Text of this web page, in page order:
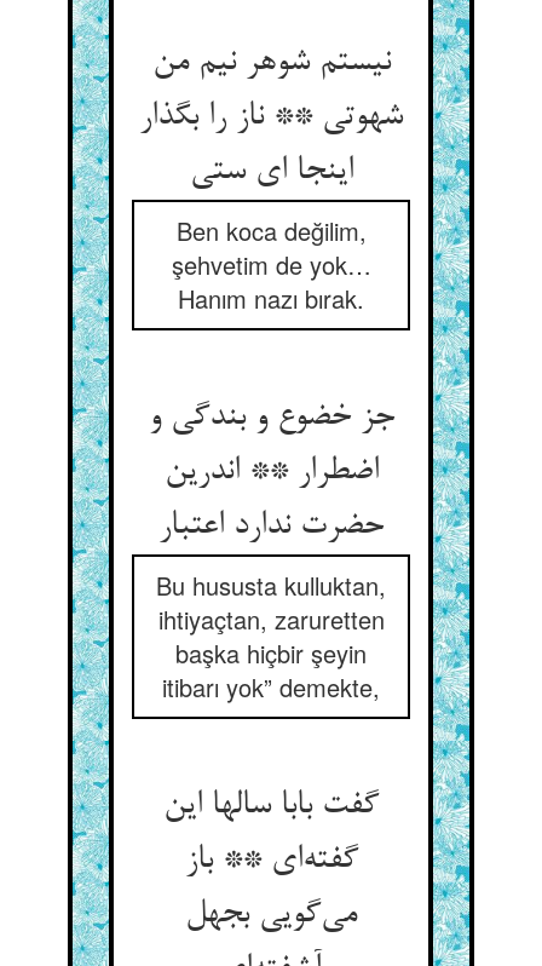
نیستم شوهر نیم من
شهوتی ** ناز را بگذار
اینجا ای ستی
Ben koca değilim,
şehvetim de yok…
Hanım nazı bırak.
جز خضوع و بندگی و
اضطرار ** اندرین
حضرت ندارد اعتبار
Bu hususta kulluktan,
ihtiyaçtan, zaruretten
başka hiçbir şeyin
itibarı yok” demekte,
گفت بابا سالها این
گفته‌ای ** باز
می‌گویی بجهل